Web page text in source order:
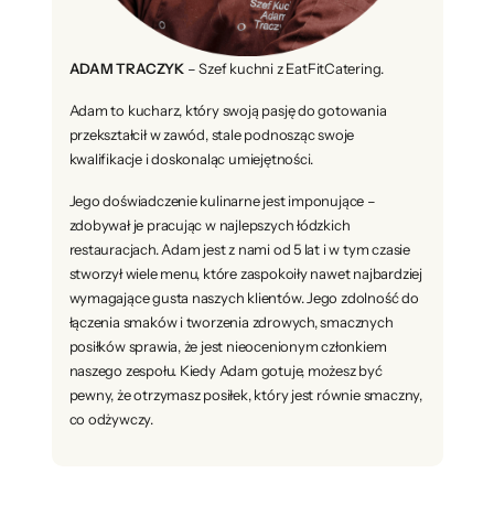
ADAM TRACZYK– Szef kuchni z EatFitCatering.
Adam to kucharz, który swoją pasję do gotowania
przekształcił w zawód, stale podnosząc swoje
kwalifikacje i doskonaląc umiejętności.
Jego doświadczenie kulinarne jest imponujące –
zdobywał je pracując w najlepszych łódzkich
restauracjach. Adam jest z nami od 5 lat i w tym czasie
stworzył wiele menu, które zaspokoiły nawet najbardziej
wymagające gusta naszych klientów. Jego zdolność do
łączenia smaków i tworzenia zdrowych, smacznych
posiłków sprawia, że jest nieocenionym członkiem
naszego zespołu. Kiedy Adam gotuje, możesz być
pewny, że otrzymasz posiłek, który jest równie smaczny,
co odżywczy.